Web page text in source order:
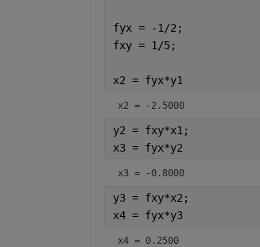
fyx = -1/2;
fxy = 1/5;
x2 = fyx*y1
x2 = -2.5000
y2 = fxy*x1;
x3 = fyx*y2
x3 = -0.8000
y3 = fxy*x2;
x4 = fyx*y3
x4 = 0.2500